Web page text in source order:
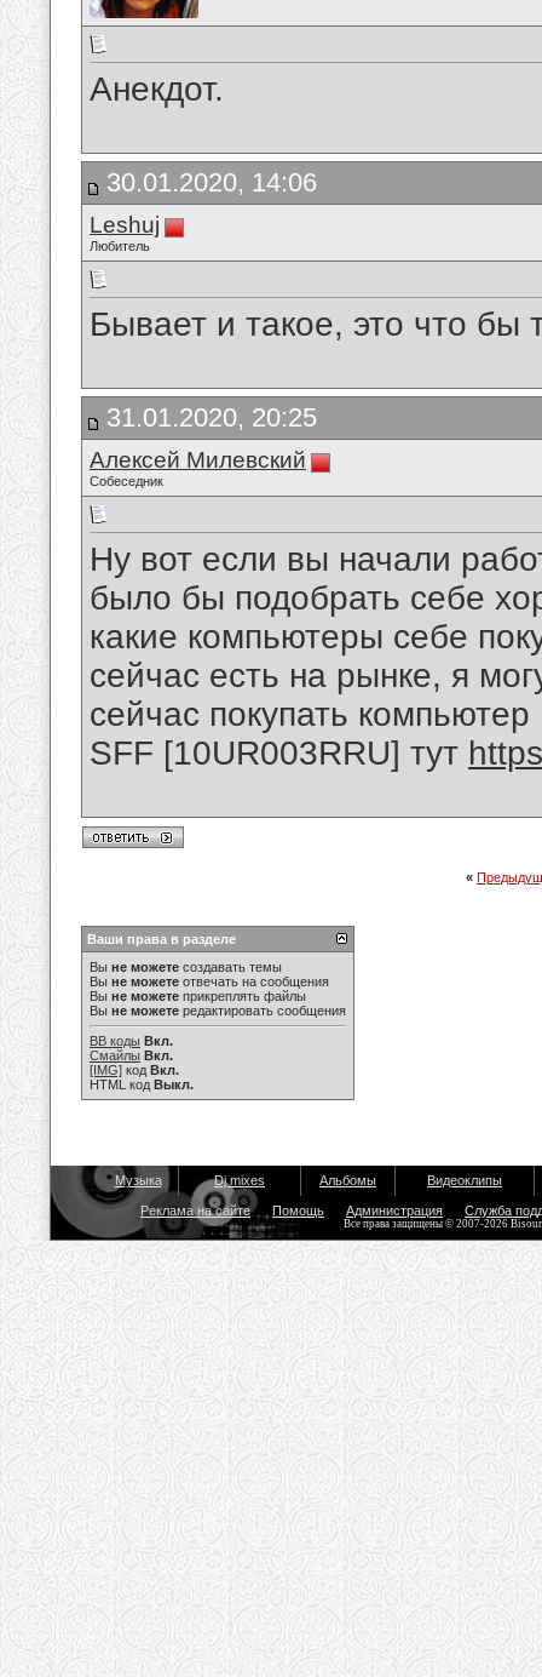
Анекдот.
30.01.2020, 14:06
Leshuj
Любитель
Бывает и такое, это что бы
31.01.2020, 20:25
Алексей Милевский
Собеседник
Ну вот если вы начали
было бы подобрать себе
какие компьютеры себе
сейчас есть на рынке, я
сейчас покупать
SFF [10UR003RRU] тут
«
Ваши права в разделе
Вы не можете создавать темы
Вы не можете отвечать на сообщения
Вы не можете прикреплять файлы
Вы не можете редактировать сообщения
BB коды Вкл.
Смайлы Вкл.
[IMG] код Вкл.
HTML код Выкл.
Музыка Dj mixes Альбомы Видеоклипы
Реклама на сайте Помощь Администрация Служба
Все права защищены © 2007-2026